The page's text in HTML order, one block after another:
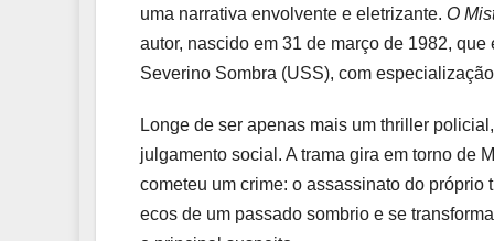
uma narrativa envolvente e eletrizante. O
autor, nascido em 31 de março de 1982,
Severino Sombra (USS), com
Longe de ser apenas mais um thriller
julgamento social. A trama gira em torno de
cometeu um crime: o assassinato do
ecos de um passado sombrio e se